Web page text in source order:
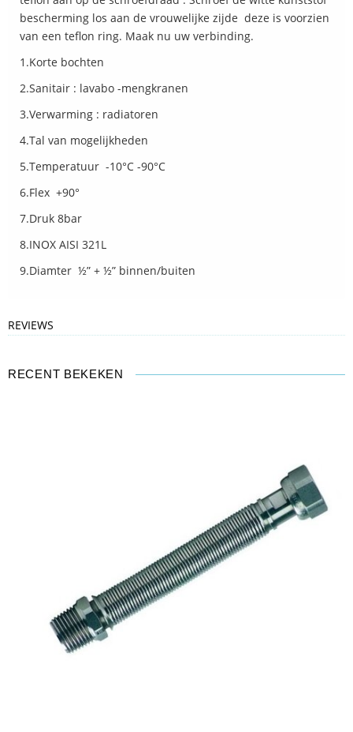
bescherming los aan de vrouwelijke zijde deze is voorzien
van een teflon ring. Maak nu uw verbinding.
1.Korte bochten
2.Sanitair : lavabo -mengkranen
3.Verwarming : radiatoren
4.Tal van mogelijkheden
5.Temperatuur -10°C -90°C
6.Flex +90°
7.Druk 8bar
8.INOX AISI 321L
9.Diamter ½” + ½” binnen/buiten
REVIEWS
RECENT BEKEKEN